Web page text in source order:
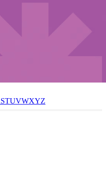
STUVWXYZ